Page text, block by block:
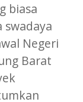
biasa
swadaya
Negeri
Barat